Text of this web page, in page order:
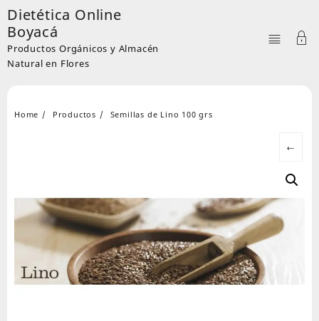
Skip
to
content
Dietética Online
Boyacá
Productos Orgánicos y Almacén
Natural en Flores
Home Productos Semillas de Lino 100 grs
←